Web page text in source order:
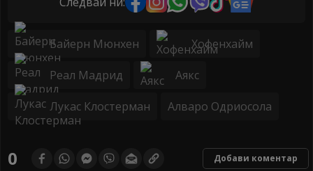
Байерн Мюнхен Хофенхайм
Реал Мадрид Аякс
Лукас Клостерман Алваро Одриосола
0 Добави коментар